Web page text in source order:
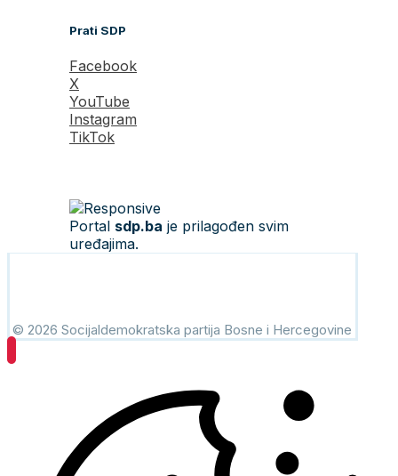
Prati SDP
Facebook
X
YouTube
Instagram
TikTok
Portal sdp.ba je prilagođen svim
uređajima.
© 2026 Socijaldemokratska partija Bosne i Hercegovine